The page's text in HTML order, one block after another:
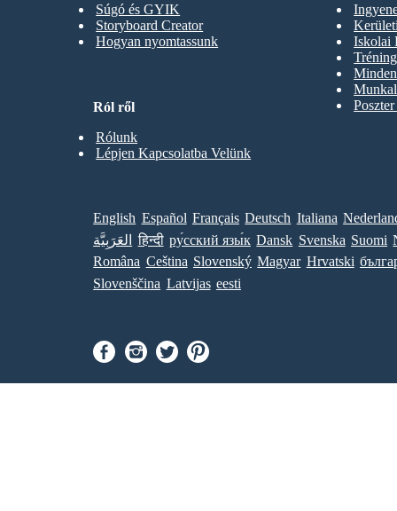
Súgó és GYIK
Storyboard Creator
Hogyan nyomtassunk
Iskolai
Ról ről
Rólunk
Lépjen Kapcsolatba Velünk
English Español Français Deutsch Italiana
العَرَبِيَّة
हिन्दी ру́сский язы́к Dansk Svenska Suomi
Româna Ceština Slovenský Magyar Hrvatski
Slovenščina Latvijas eesti